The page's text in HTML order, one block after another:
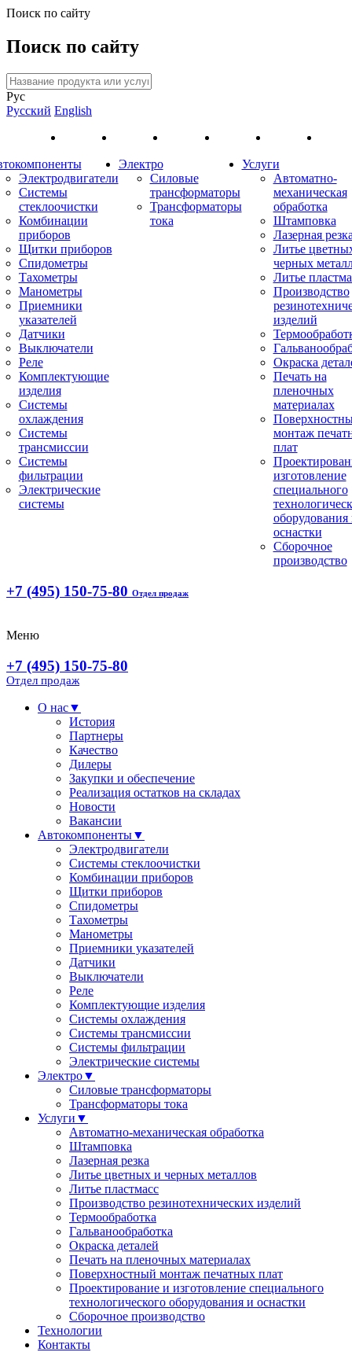
Поиск по сайту
Поиск по сайту
Рус
Русский English
Электродвигатели
Системы
стеклоочистки
Комбинации
приборов
Щитки приборов
Спидометры
Тахометры
Манометры
Приемники
указателей
Датчики
Выключатели
Реле
Комплектующие
изделия
Системы
охлаждения
Системы
трансмиссии
Системы
фильтрации
Электрические
системы
Электро
Силовые
трансформаторы
Трансформаторы
тока
Услуги
Автоматно-
механическая
обработка
Штамповка
Лазерная
Литье
черных
Литье
Производство
изделий
Окраска
Печать на
пленочных
материалах
монтаж
плат
изготовление
специального
оборудования
оснастки
Сборочное
производство
+7 (495) 150-75-80 Отдел продаж
Меню
+7 (495) 150-75-80
Отдел продаж
О нас▼
История
Партнеры
Качество
Дилеры
Закупки и обеспечение
Реализация остатков на складах
Новости
Вакансии
Автокомпоненты▼
Электродвигатели
Системы стеклоочистки
Комбинации приборов
Щитки приборов
Спидометры
Тахометры
Манометры
Приемники указателей
Датчики
Выключатели
Реле
Комплектующие изделия
Системы охлаждения
Системы трансмиссии
Системы фильтрации
Электрические системы
Электро▼
Силовые трансформаторы
Трансформаторы тока
Услуги ▼
Автоматно-механическая обработка
Штамповка
Лазерная резка
Литье цветных и черных металлов
Литье пластмасс
Производство резинотехнических изделий
Термообработка
Гальванообработка
Окраска деталей
Печать на пленочных материалах
Поверхностный монтаж печатных плат
Проектирование и изготовление специального
технологического оборудования и оснастки
Сборочное производство
Технологии
Контакты